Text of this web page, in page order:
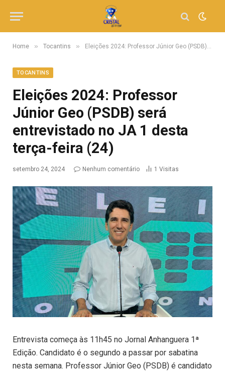
Home » Tocantins » Eleições 2024: Professor Júnior Geo (PSDB) será entrevistado no JA 1 desta terça-feira (24)
TOCANTINS
Eleições 2024: Professor
Júnior Geo (PSDB) será
entrevistado no JA 1 desta
terça-feira (24)
setembro 24, 2024 Nenhum comentário 1 Visitas
Entrevista começa às 11h45 no Jornal Anhanguera 1ª
Edição. Candidato é o segundo a passar por sabatina
nesta semana. Professor Júnior Geo (PSDB) é candidato